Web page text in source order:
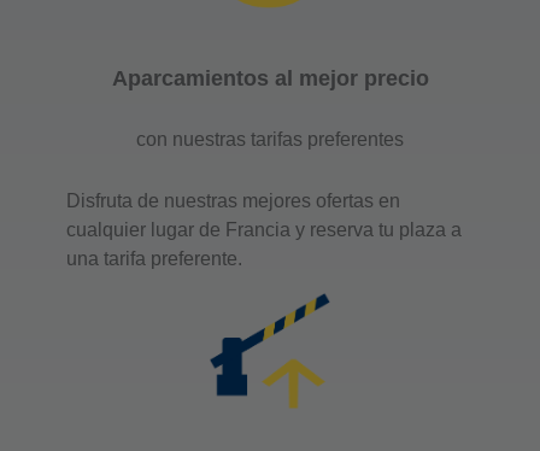
Aparcamientos al mejor precio
con nuestras tarifas preferentes
Disfruta de nuestras mejores ofertas en
cualquier lugar de Francia y reserva tu plaza a
una tarifa preferente.